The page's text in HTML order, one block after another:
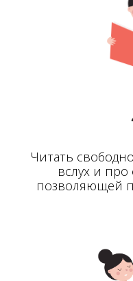
Читать
вслух и про
позволяющей